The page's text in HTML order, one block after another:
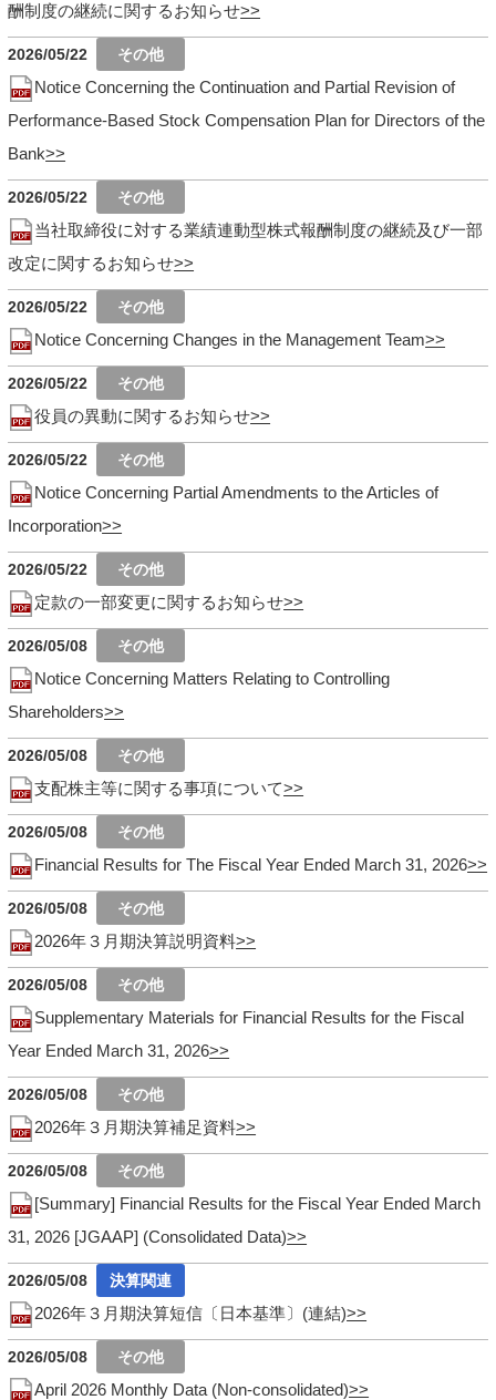
酬制度の継続に関するお知らせ
2026/05/22
Notice Concerning the Continuation and Partial Revision of
Performance-Based Stock Compensation Plan for Directors of the
Bank
2026/05/22
当社取締役に対する業績連動型株式報酬制度の継続及び一部
改定に関するお知らせ
2026/05/22
Notice Concerning Changes in the Management Team
2026/05/22
役員の異動に関するお知らせ
2026/05/22
Notice Concerning Partial Amendments to the Articles of
Incorporation
2026/05/22
定款の一部変更に関するお知らせ
2026/05/08
Notice Concerning Matters Relating to Controlling
Shareholders
2026/05/08
支配株主等に関する事項について
2026/05/08
Financial Results for The Fiscal Year Ended March 31, 2026
2026/05/08
2026年３月期決算説明資料
2026/05/08
Supplementary Materials for Financial Results for the Fiscal
Year Ended March 31, 2026
2026/05/08
2026年３月期決算補足資料
2026/05/08
[Summary] Financial Results for the Fiscal Year Ended March
31, 2026 [JGAAP] (Consolidated Data)
2026/05/08
2026年３月期決算短信〔日本基準〕(連結)
2026/05/08
April 2026 Monthly Data (Non-consolidated)